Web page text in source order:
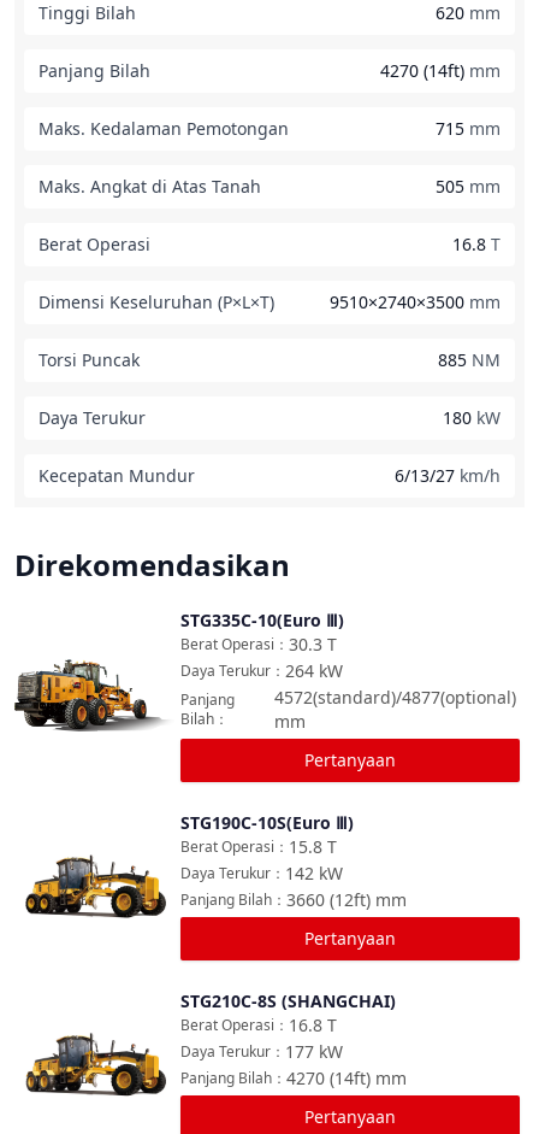
Tinggi Bilah 620 mm
Panjang Bilah 4270 (14ft) mm
Maks. Kedalaman Pemotongan 715 mm
Maks. Angkat di Atas Tanah 505 mm
Berat Operasi 16.8 T
Dimensi Keseluruhan (P×L×T) 9510×2740×3500 mm
Torsi Puncak 885 NM
Daya Terukur 180 kW
Kecepatan Mundur 6/13/27 km/h
Direkomendasikan
STG335C-10(Euro Ⅲ)
30.3 T
Berat Operasi ：
264 kW
Daya Terukur ：
4572(standard)/4877(optional)
mm
Panjang
Bilah ：
Pertanyaan
STG190C-10S(Euro Ⅲ)
15.8 T
Berat Operasi ：
142 kW
Daya Terukur ：
3660 (12ft) mm
Panjang Bilah ：
Pertanyaan
STG210C-8S (SHANGCHAI)
16.8 T
Berat Operasi ：
177 kW
Daya Terukur ：
4270 (14ft) mm
Panjang Bilah ：
Pertanyaan